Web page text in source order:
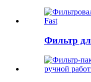
Фильтр